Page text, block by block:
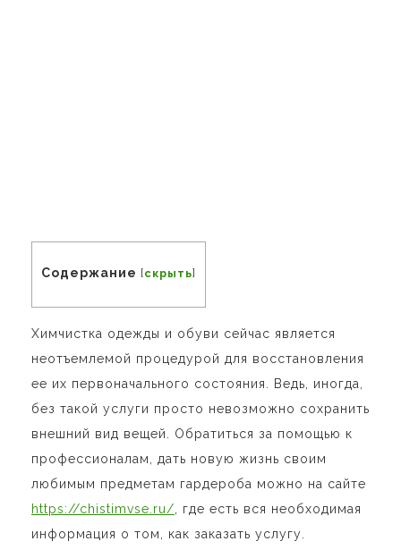
Содержание [скрыть]
Химчистка одежды и обуви сейчас является
неотъемлемой процедурой для восстановления
ее их первоначального состояния. Ведь, иногда,
без такой услуги просто невозможно сохранить
внешний вид вещей. Обратиться за помощью к
профессионалам, дать новую жизнь своим
любимым предметам гардероба можно на сайте
https://chistimvse.ru/ , где есть вся необходимая
информация о том, как заказать услугу.